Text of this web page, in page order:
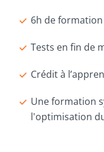
6h de
Tests en fin de
Crédit à
Une formation
l'optimisation